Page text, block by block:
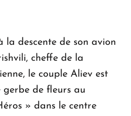
la descente de son avion
cheffe de la
le couple Aliev est
gerbe de fleurs au
» dans le centre